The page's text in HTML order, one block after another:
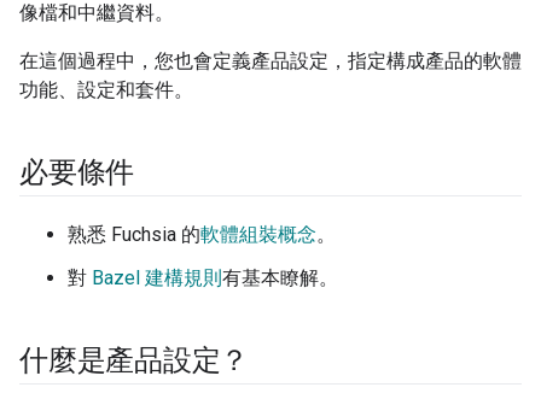
像檔和中繼資料。
在這個過程中，您也會定義產品設定，指定構成產品的軟體
功能、設定和套件。
必要條件
熟悉 Fuchsia 的軟體組裝概念。
對 Bazel 建構規則有基本瞭解。
什麼是產品設定？